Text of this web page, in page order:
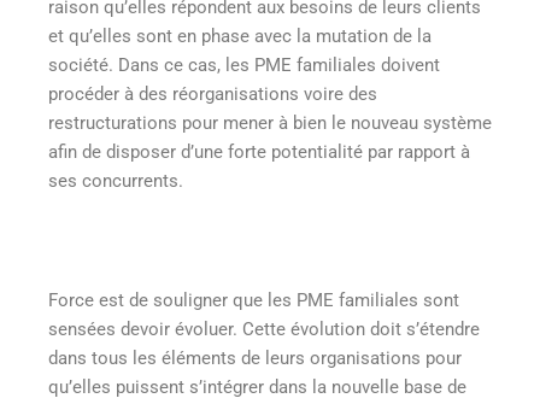
raison qu’elles répondent aux besoins de leurs clients
et qu’elles sont en phase avec la mutation de la
société. Dans ce cas, les PME familiales doivent
procéder à des réorganisations voire des
restructurations pour mener à bien le nouveau système
afin de disposer d’une forte potentialité par rapport à
ses concurrents.
Force est de souligner que les PME familiales sont
sensées devoir évoluer. Cette évolution doit s’étendre
dans tous les éléments de leurs organisations pour
qu’elles puissent s’intégrer dans la nouvelle base de